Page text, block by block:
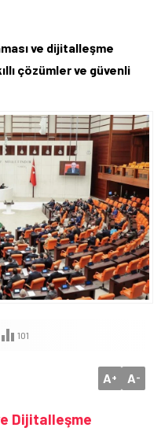
ve dijitalleşme
çözümler ve güvenli
101
A+ A-
Dijitalleşme